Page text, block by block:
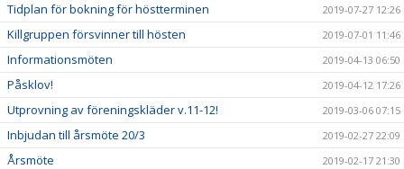
Tidplan för bokning för höstterminen 2019-07-27 12:26
Killgruppen försvinner till hösten 2019-07-01 11:46
Informationsmöten 2019-04-13 06:50
Påsklov! 2019-04-12 17:26
Utprovning av föreningskläder v.11-12! 2019-03-06 07:15
Inbjudan till årsmöte 20/3 2019-02-27 22:09
Årsmöte 2019-02-17 21:30